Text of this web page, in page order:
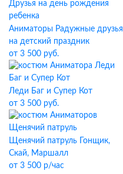
Аниматоры Радужные друзья
на детский праздник
от 3 500 руб.
Леди Баг и Супер Кот
от 3 500 руб.
Щенячий патруль Гонщик,
Скай, Маршалл
от 3 500 р/час